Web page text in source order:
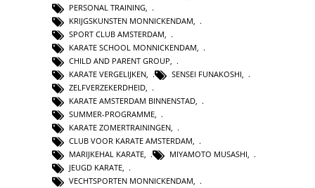
PERSONAL TRAINING
KRIJGSKUNSTEN MONNICKENDAM
SPORT CLUB AMSTERDAM
KARATE SCHOOL MONNICKENDAM
CHILD AND PARENT GROUP
KARATE VERGELIJKEN
SENSEI FUNAKOSHI
ZELFVERZEKERDHEID
KARATE AMSTERDAM BINNENSTAD
SUMMER-PROGRAMME,
KARATE ZOMERTRAININGEN,
CLUB VOOR KARATE AMSTERDAM,
MARIJKEHAL KARATE, MIYAMOTO MUSASHI,
JEUGD KARATE,
VECHTSPORTEN MONNICKENDAM,